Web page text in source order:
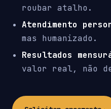
roubar atalho.
Atendimento
mas humanizado.
Resultados
valor real, não